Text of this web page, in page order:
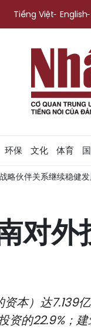
Tiếng Việt English
环保 文化 体育
略伙伴关系继续稳健发
对外
本）达7.139
的22.9%；